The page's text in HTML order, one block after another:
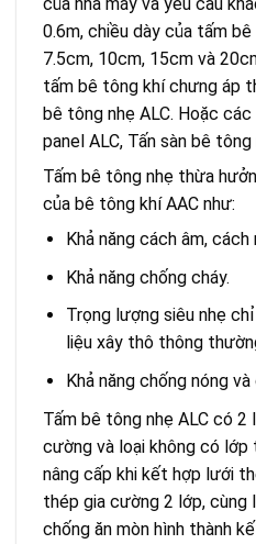
0.6m, chiều dày của tấm
7.5cm, 10cm, 15cm và
tấm bê tông khí chưng áp
bê tông nhẹ ALC. Hoặc
panel ALC, Tấn sàn bê tông
Tấm bê tông nhẹ thừa
của bê tông khí AAC như:
Khả năng cách âm, cách
Khả năng chống cháy.
Trọng lượng siêu nhẹ
liệu xây thô thông
Khả năng chống nóng
Tấm bê tông nhẹ ALC có
cường và loại không có
nâng cấp khi kết hợp lưới
thép gia cường 2 lớp,
chống ăn mòn hình thành